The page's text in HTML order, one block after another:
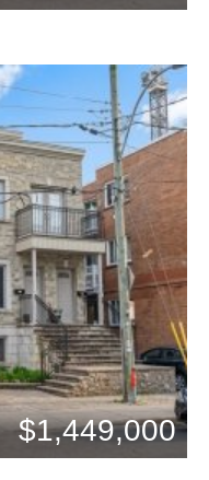
Bains: 1
$1,449,000